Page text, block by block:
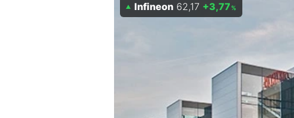
Experten Infineon 62,17 +3,77 %